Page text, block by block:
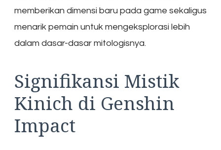
memberikan dimensi baru pada game sekaligus
menarik pemain untuk mengeksplorasi lebih
dalam dasar-dasar mitologisnya.
Signifikansi Mistik
Kinich di Genshin
Impact